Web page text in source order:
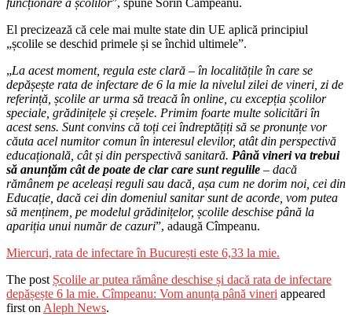
El precizează că cele mai multe state din UE aplică principiul
„școlile se deschid primele și se închid ultimele”.
„La acest moment, regula este clară – în localitățile în care se
depășește rata de infectare de 6 la mie la nivelul zilei de vineri, zi de
referință, școlile ar urma să treacă în online, cu excepția școlilor
speciale, grădinițele și creșele. Primim foarte multe solicitări în
acest sens. Sunt convins că toți cei îndreptățiți să se pronunțe vor
căuta acel numitor comun în interesul elevilor, atât din perspectivă
educațională, cât și din perspectivă sanitară. Până vineri va trebui
să anunțăm cât de poate de clar care sunt regulile – dacă
rămânem pe aceleași reguli sau dacă, așa cum ne dorim noi, cei din
Educație, dacă cei din domeniul sanitar sunt de acorde, vom putea
să menținem, pe modelul grădinițelor, școlile deschise până la
apariția unui număr de cazuri”, adaugă Cîmpeanu.
Miercuri, rata de infectare în București este 6,33 la mie.
The post Școlile ar putea rămâne deschise și dacă rata de infectare
depășește 6 la mie. Cîmpeanu: Vom anunța până vineri appeared
first on Aleph News.